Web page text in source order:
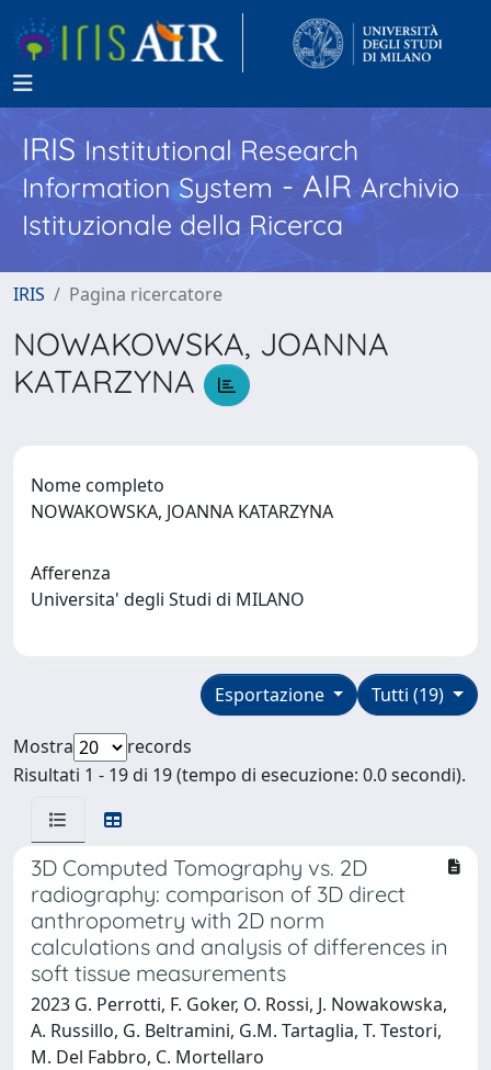
IRISInstitutional Research
Information System - AIR Archivio
Istituzionale della Ricerca
IRIS Pagina ricercatore
NOWAKOWSKA, JOANNA
KATARZYNA
Nome completo
NOWAKOWSKA, JOANNA KATARZYNA
Afferenza
Universita' degli Studi di MILANO
Tutti (19)
Esportazione
Mostra
records
Risultati 1 - 19 di 19 (tempo di esecuzione: 0.0 secondi).
3D Computed Tomography vs. 2D
radiography: comparison of 3D direct
anthropometry with 2D norm
calculations and analysis of differences in
soft tissue measurements
2023 G. Perrotti, F. Goker, O. Rossi, J. Nowakowska,
A. Russillo, G. Beltramini, G.M. Tartaglia, T. Testori,
M. Del Fabbro, C. Mortellaro